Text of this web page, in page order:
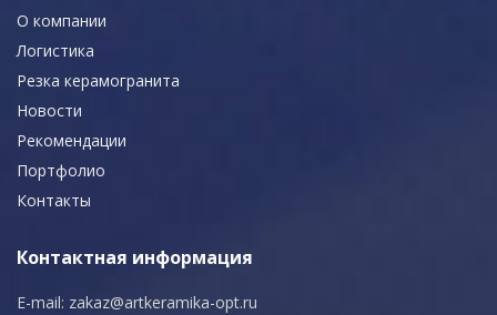
О компании
Логистика
Резка керамогранита
Новости
Рекомендации
Портфолио
Контакты
Контактная информация
E-mail: zakaz@artkeramika-opt.ru